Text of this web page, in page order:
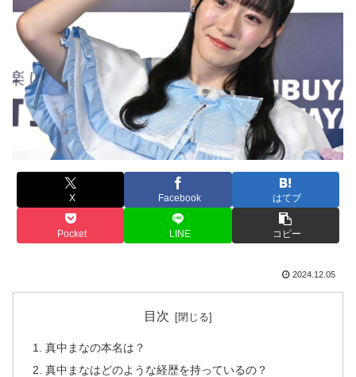
X Facebook はてブ
Pocket LINE コピー
2024.12.05
目次
真中まなの本名は？
真中まなはどのような経歴を持っているの？